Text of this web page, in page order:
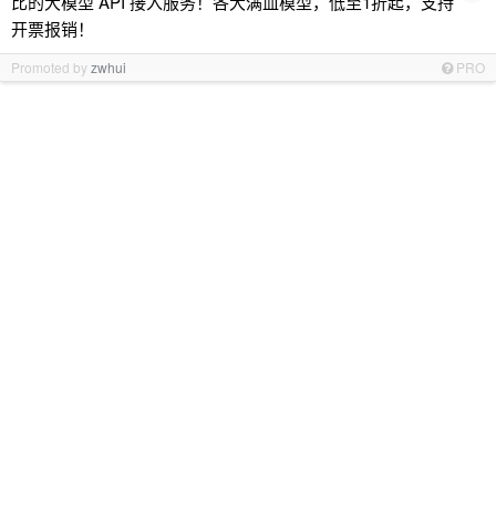
开票报销！
Promoted byzwhui PRO